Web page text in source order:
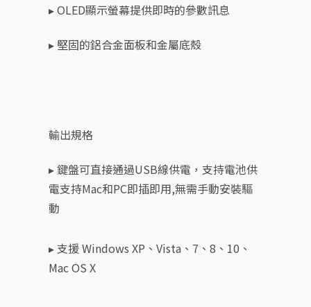
▸ OLED顯示螢幕提供即時的參數訊息
▸ 堅固的鋁合金面板和金屬底殼
輸出規格
▸ 鍵盤可直接通過USB線供電，支持電池供
電支持Mac和PC即插即用,無需手動安裝驅
動
▸ 支援 Windows XP、Vista 、 7、8、10 、
Mac OS X